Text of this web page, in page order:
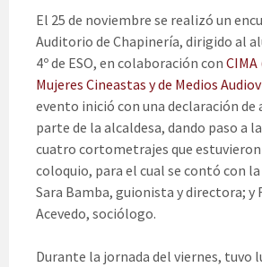
El 25 de noviembre se realizó un
Auditorio de Chapinería, dirigido al
4º de ESO, en colaboración con
Mujeres Cineastas y de Medios
evento inició con una declaración
parte de la alcaldesa, dando paso a
cuatro cortometrajes que estuvieron
coloquio, para el cual se contó con
Sara Bamba, guionista y directora; y
Acevedo, sociólogo.
Durante la jornada del viernes, tuvo